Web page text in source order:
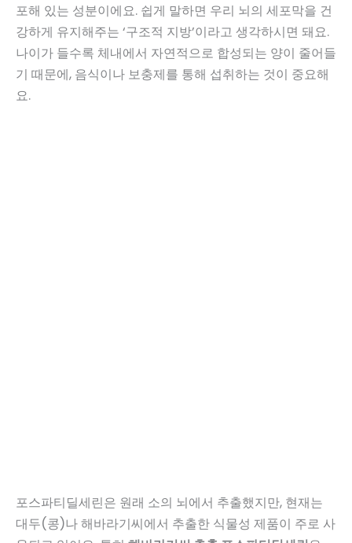
포해 있는 성분이에요. 쉽게 말하면 우리 뇌의 세포막을 건
강하게 유지해주는 ‘구조적 지방’이라고 생각하시면 돼요.
나이가 들수록 체내에서 자연적으로 합성되는 양이 줄어들
기 때문에, 음식이나 보충제를 통해 섭취하는 것이 중요해
요.
포스파티딜세린은 원래 소의 뇌에서 추출했지만, 현재는
대두(콩)나 해바라기씨에서 추출한 식물성 제품이 주로 사